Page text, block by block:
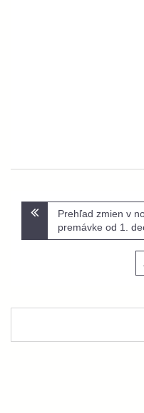
NavigáciaPrehľad zmien v
premávke od 1.